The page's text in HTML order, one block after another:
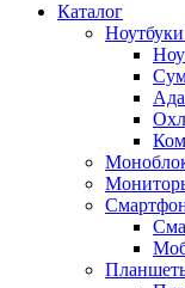
Каталог
Ноутбуки